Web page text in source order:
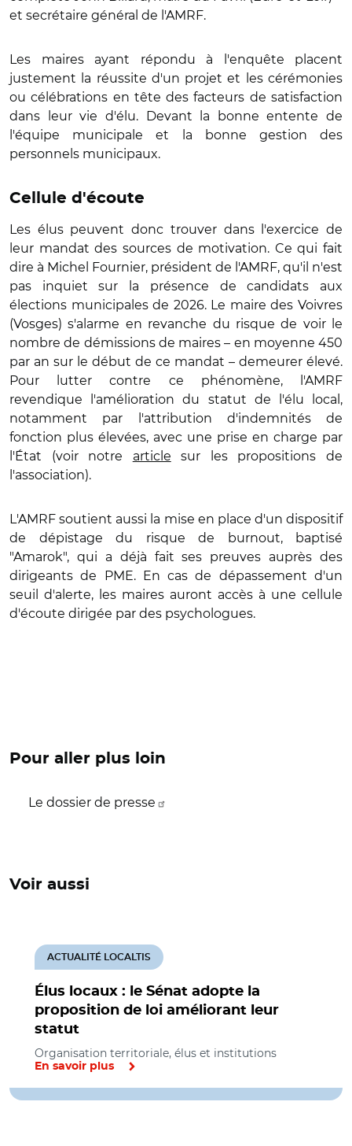
et secrétaire général de l'AMRF.
Les maires ayant répondu à l'enquête placent
justement la réussite d'un projet et les cérémonies
ou célébrations en tête des facteurs de satisfaction
dans leur vie d'élu. Devant la bonne entente de
l'équipe municipale et la bonne gestion des
personnels municipaux.
Cellule d'écoute
Les élus peuvent donc trouver dans l'exercice de
leur mandat des sources de motivation. Ce qui fait
dire à Michel Fournier, président de l'AMRF, qu'il n'est
pas inquiet sur la présence de candidats aux
élections municipales de 2026. Le maire des Voivres
(Vosges) s'alarme en revanche du risque de voir le
nombre de démissions de maires – en moyenne 450
par an sur le début de ce mandat – demeurer élevé.
Pour lutter contre ce phénomène, l'AMRF
revendique l'amélioration du statut de l'élu local,
notamment par l'attribution d'indemnités de
fonction plus élevées, avec une prise en charge par
l'État (voir notre article sur les propositions de
l'association).
L'AMRF soutient aussi la mise en place d'un dispositif
de dépistage du risque de burnout, baptisé
"Amarok", qui a déjà fait ses preuves auprès des
dirigeants de PME. En cas de dépassement d'un
seuil d'alerte, les maires auront accès à une cellule
d'écoute dirigée par des psychologues.
Pour aller plus loin
Le dossier de presse
Voir aussi
Élus locaux : le Sénat adopte la
proposition de loi améliorant leur
statut
ACTUALITÉ LOCALTIS
Organisation territoriale, élus et institutions
En savoir plus